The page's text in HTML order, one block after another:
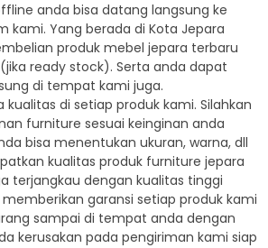
anda bisa datang langsung ke
kami. Yang berada di Kota Jepara
produk mebel jepara terbaru
ready stock). Serta anda dapat
di tempat kami juga.
kualitas di setiap produk kami. Silahkan
furniture sesuai keinginan anda
bisa menentukan ukuran, warna, dll
kualitas produk furniture jepara
terjangkau dengan kualitas tinggi
garansi setiap produk kami
sampai di tempat anda dengan
kerusakan pada pengiriman kami siap